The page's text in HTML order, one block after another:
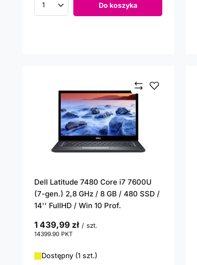
Ilość produktów Do koszyka
Dell Latitude 7480 Core i7 7600U
(7-gen.) 2,8 GHz / 8 GB / 480 SSD /
14'' FullHD / Win 10 Prof.
1 439,99 zł / szt.
14399.90 PKT
Dostępny (1 szt.)